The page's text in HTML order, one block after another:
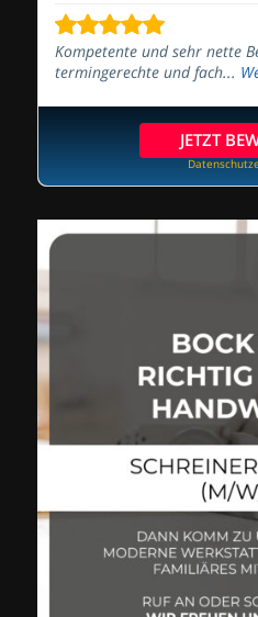
Kompetente und sehr nette
termingerechte und fach...
JETZT